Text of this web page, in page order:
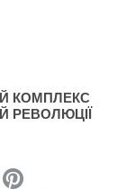
КОМПЛЕКС
РЕВОЛЮЦІЇ